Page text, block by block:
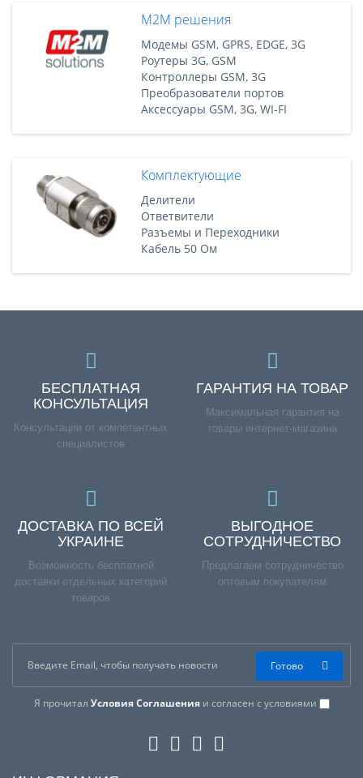
M2M решения
Модемы GSM, GPRS, EDGE, 3G
Роутеры 3G, GSM
Контроллеры GSM, 3G
Преобразователи портов
Аксессуары GSM, 3G, WI-FI
Комплектующие
Делители
Ответвители
Разъемы и Переходники
Кабель 50 Ом
БЕСПЛАТНАЯ
КОНСУЛЬТАЦИЯ
Консультации от компетентных
специалистов
ГАРАНТИЯ НА ТОВАР
Максимальная гарантия на
товары интернет-магазина
ДОСТАВКА ПО ВСЕЙ
УКРАИНЕ
Возможность бесплатной
доставки отдельных категорий
товаров
ВЫГОДНОЕ
СОТРУДНИЧЕСТВО
Предлагаем сотрудничество
оптовым покупателям
Я прочитал Условия Соглашенияи согласен с условиями
Готово